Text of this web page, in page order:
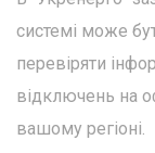
системі може
перевіряти
відключень на
вашому регіоні.